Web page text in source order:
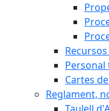
Cartes
Reglament,